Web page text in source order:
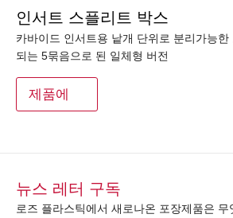
인서트 스플리트 박스
카바이드 인서트용 낱개 단위로 분리가능한
되는 5묶음으로 된 일체형 버전
제품에
뉴스 레터 구독
로즈 플라스틱에서 새로나온 포장제품은 무